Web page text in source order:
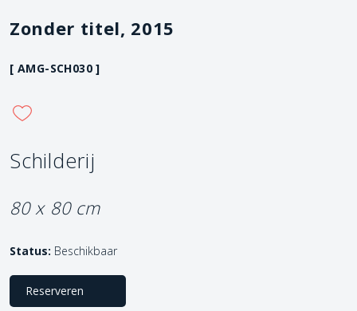
Zonder titel, 2015
[ AMG-SCH030 ]
Schilderij
80 x 80 cm
Status: Beschikbaar
Reserveren